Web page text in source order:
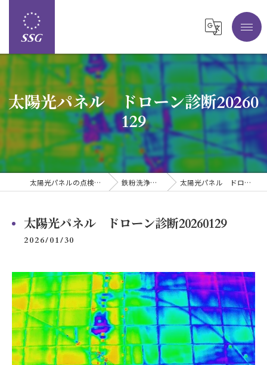
太陽光パネル ドローン診断20260
129
太陽光パネルの点検なら株式会社SSG 鉄粉洗浄 レポート 太陽光パネル ドローン診断20260129
太陽光パネル ドローン診断20260129
2026/01/30